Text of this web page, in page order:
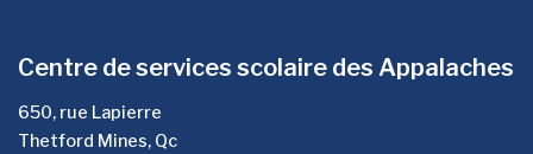
Centre de services scolaire des Appalaches
650, rue Lapierre
Thetford Mines, Qc